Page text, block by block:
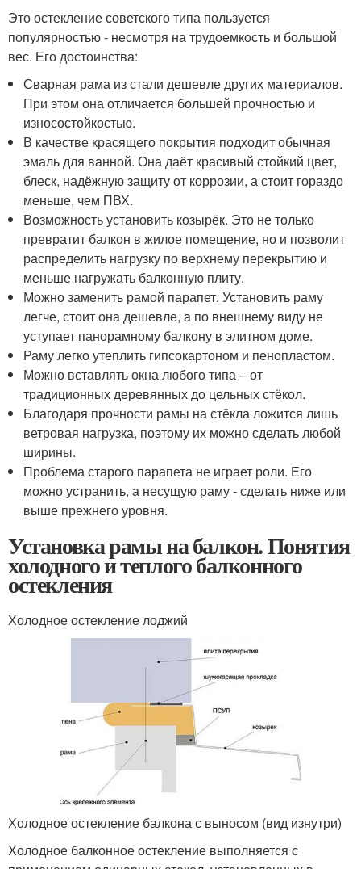
Это остекление советского типа пользуется
популярностью - несмотря на трудоемкость и большой
вес. Его достоинства:
Сварная рама из стали дешевле других материалов.
При этом она отличается большей прочностью и
износостойкостью.
В качестве красящего покрытия подходит обычная
эмаль для ванной. Она даёт красивый стойкий цвет,
блеск, надёжную защиту от коррозии, а стоит гораздо
меньше, чем ПВХ.
Возможность установить козырёк. Это не только
превратит балкон в жилое помещение, но и позволит
распределить нагрузку по верхнему перекрытию и
меньше нагружать балконную плиту.
Можно заменить рамой парапет. Установить раму
легче, стоит она дешевле, а по внешнему виду не
уступает панорамному балкону в элитном доме.
Раму легко утеплить гипсокартоном и пенопластом.
Можно вставлять окна любого типа – от
традиционных деревянных до цельных стёкол.
Благодаря прочности рамы на стёкла ложится лишь
ветровая нагрузка, поэтому их можно сделать любой
ширины.
Проблема старого парапета не играет роли. Его
можно устранить, а несущую раму - сделать ниже или
выше прежнего уровня.
Установка рамы на балкон. Понятия
холодного и теплого балконного
остекления
Холодное остекление лоджий
Холодное остекление балкона с выносом (вид изнутри)
Холодное балконное остекление выполняется с